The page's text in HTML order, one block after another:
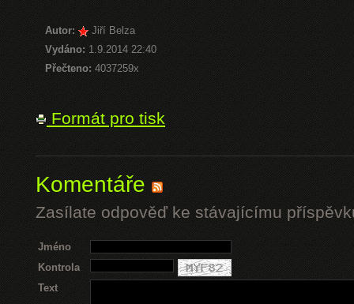
Autor:
Jiří Belza
Vydáno: 1.9.2014 22:40
Přečteno: 4037259x
Formát pro tisk
Komentáře
Zasílate odpověď ke stávajícímu
Jméno
Kontrola
Text